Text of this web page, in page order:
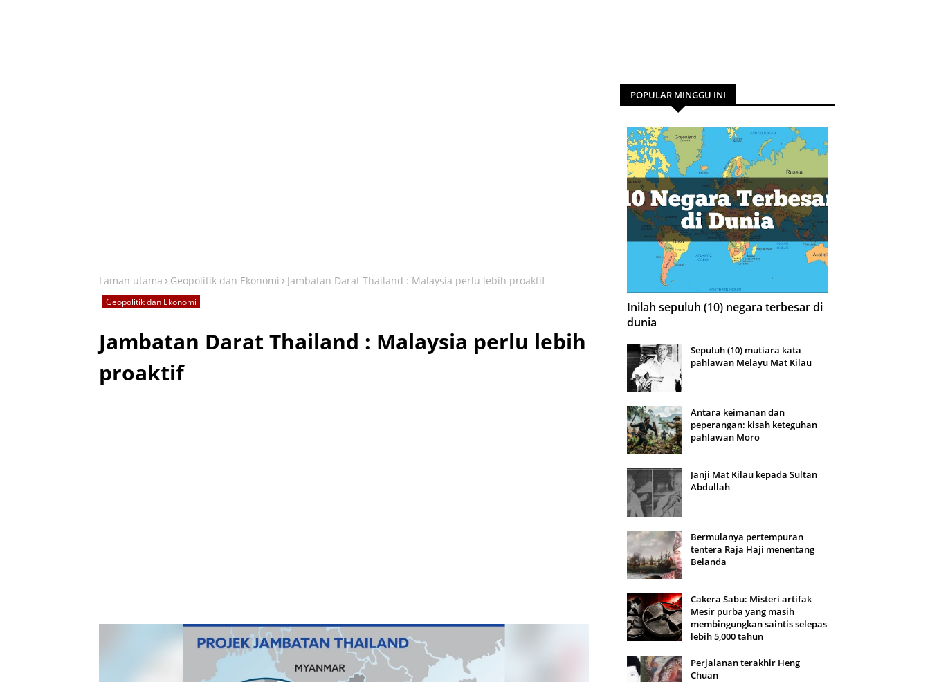
Laman utama Geopolitik dan Ekonomi Jambatan Darat Thailand : Malaysia perlu lebih proaktif
Geopolitik dan Ekonomi
Jambatan Darat Thailand : Malaysia perlu lebih
proaktif
POPULAR MINGGU INI
Inilah sepuluh (10) negara terbesar di
dunia
Sepuluh (10) mutiara kata
pahlawan Melayu Mat Kilau
Antara keimanan dan
peperangan: kisah keteguhan
pahlawan Moro
Janji Mat Kilau kepada Sultan
Abdullah
Bermulanya pertempuran
tentera Raja Haji menentang
Belanda
Cakera Sabu: Misteri artifak
Mesir purba yang masih
membingungkan saintis selepas
lebih 5,000 tahun
Perjalanan terakhir Heng
Chuan